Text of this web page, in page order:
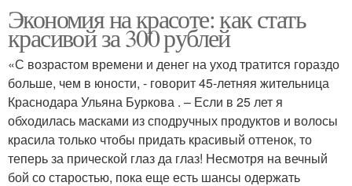
Экономия на красоте: как стать
красивой за 300 рублей
«С возрастом времени и денег на уход тратится гораздо
больше, чем в юности, - говорит 45-летняя жительница
Краснодара Ульяна Буркова . – Если в 25 лет я
обходилась масками из сподручных продуктов и волосы
красила только чтобы придать красивый оттенок, то
теперь за прической глаз да глаз! Несмотря на вечный
бой со старостью, пока еще есть шансы одержать